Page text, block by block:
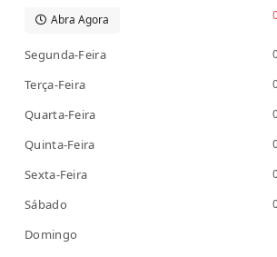
Abra Agora
Segunda-Feira
Terça-Feira
Quarta-Feira
Quinta-Feira
Sexta-Feira
Sábado
Domingo